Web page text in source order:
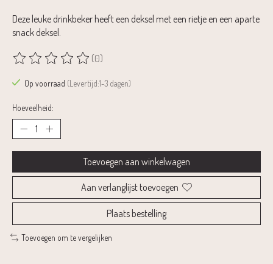
Deze leuke drinkbeker heeft een deksel met een rietje en een aparte
snack deksel.
De beoordeling van dit product is
(0)
Op voorraad (Levertijd:1-3 dagen)
Hoeveelheid:
Toevoegen aan winkelwagen
Aan verlanglijst toevoegen
Plaats bestelling
Toevoegen om te vergelijken